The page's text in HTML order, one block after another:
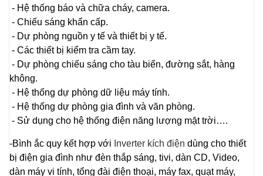
- Hệ thống báo và chữa cháy, camera.
- Chiếu sáng khẩn cấp.
- Dự phòng nguồn y tế và thiết bị y tế.
- Các thiết bị kiểm tra cầm tay.
- Dự phòng chiếu sáng cho tàu biển, đường sắt, hàng
không.
- Hệ thống dự phòng dữ liệu máy tính.
- Hệ thống dự phòng gia đình và văn phòng.
- Sử dụng cho hệ thống điện năng lượng mặt trời….
-Bình ắc quy kết hợp với Inverter kích điện dùng cho thiết
bị điện gia đình như đèn thắp sáng, tivi, dàn CD, Video,
dàn máy vi tính, tổng đài điện thoại, máy fax, quạt máy,